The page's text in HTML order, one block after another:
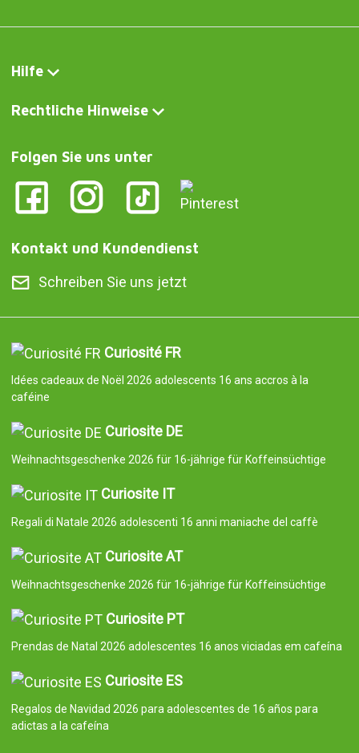
Hilfe
Rechtliche Hinweise
Folgen Sie uns unter
Kontakt und Kundendienst
Schreiben Sie uns jetzt
Curiosité FR
Idées cadeaux de Noël 2026 adolescents 16 ans accros à la
caféine
Curiosite DE
Weihnachtsgeschenke 2026 für 16-jährige für Koffeinsüchtige
Curiosite IT
Regali di Natale 2026 adolescenti 16 anni maniache del caffè
Curiosite AT
Weihnachtsgeschenke 2026 für 16-jährige für Koffeinsüchtige
Curiosite PT
Prendas de Natal 2026 adolescentes 16 anos viciadas em cafeína
Curiosite ES
Regalos de Navidad 2026 para adolescentes de 16 años para
adictas a la cafeína